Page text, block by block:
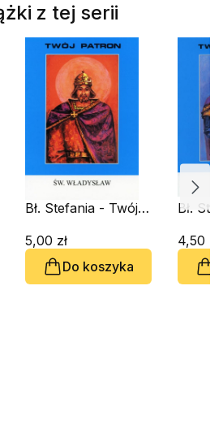
z tej serii
Bł. Stefania - Twój
5,00 zł
Do koszyka
Bł.
4,50 zł